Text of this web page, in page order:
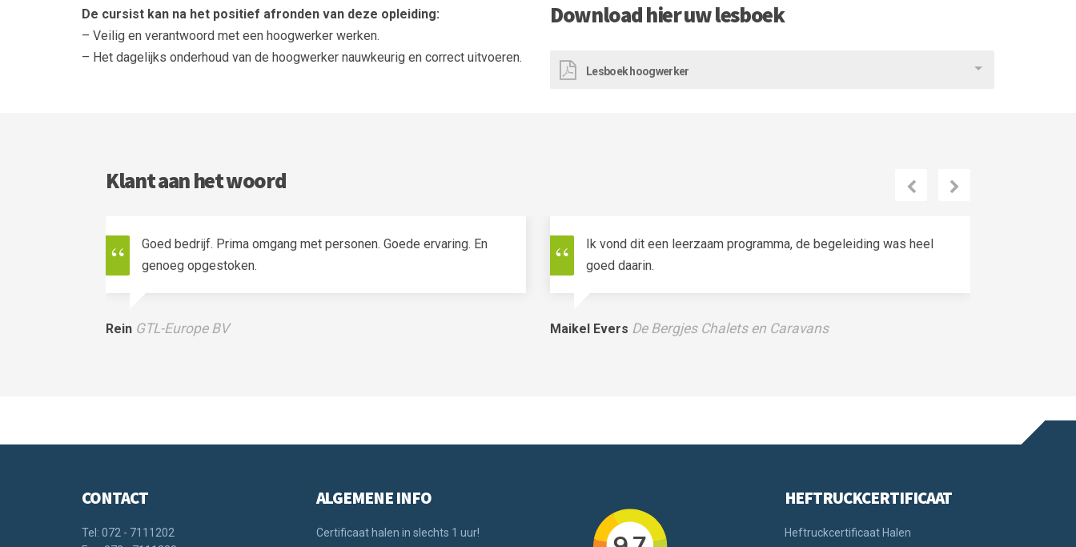
De cursist kan na het positief afronden van deze opleiding:
– Veilig en verantwoord met een hoogwerker werken.
– Het dagelijks onderhoud van de hoogwerker nauwkeurig en correct uitvoeren.
Download hier uw lesboek
Lesboek hoogwerker
Volgende
Klant aan het woord
Goed bedrijf. Prima omgang met personen. Goede ervaring. En
genoeg opgestoken.
Rein GTL-Europe BV
Ik vond dit een leerzaam programma, de begeleiding was heel
goed daarin.
Maikel Evers De Bergjes Chalets en Caravans
CONTACT
Tel: 072 - 7111202
ALGEMENE INFO
Certificaat halen in slechts 1 uur!
HEFTRUCKCERTIFICAAT
Heftruckcertificaat Halen